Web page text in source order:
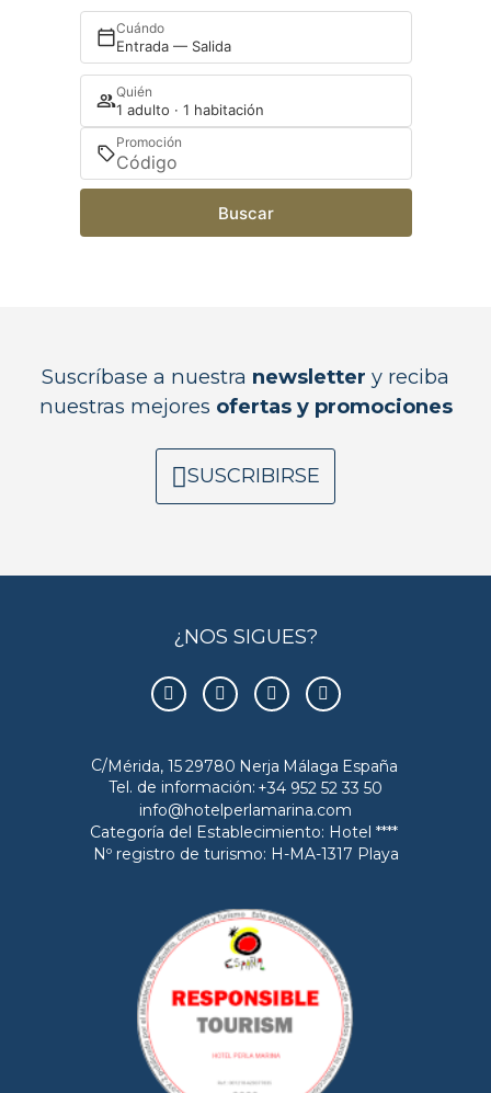
Cuándo
Entrada — Salida
Quién
1 adulto · 1 habitación
Promoción
Buscar
Suscríbase a nuestra newsletter y reciba
nuestras mejores ofertas y promociones
SUSCRIBIRSE
¿NOS SIGUES?
C/Mérida, 1529780 Nerja Málaga España
Tel. de información: +34 952 52 33 50
info@hotelperlamarina.com
Categoría del Establecimiento: Hotel ****
Nº registro de turismo: H-MA-1317 Playa